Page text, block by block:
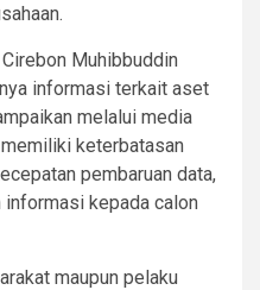
Muhibbuddin
informasi terkait aset
melalui media
keterbatasan
pembaruan data,
kepada calon
maupun pelaku